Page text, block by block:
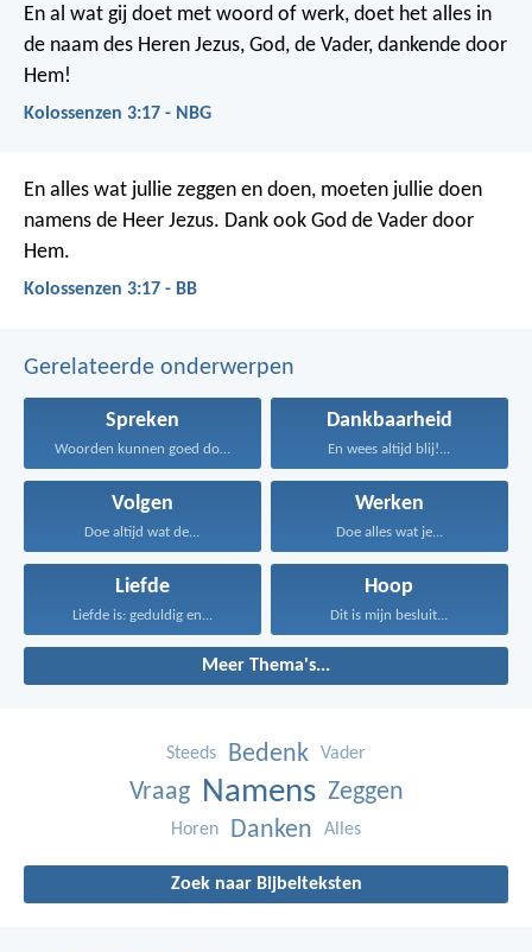
En al wat gij doet met woord of werk, doet het alles in
de naam des Heren Jezus, God, de Vader, dankende door
Hem!
Kolossenzen 3:17 - NBG
En alles wat jullie zeggen en doen, moeten jullie doen
namens de Heer Jezus. Dank ook God de Vader door
Hem.
Kolossenzen 3:17 - BB
Gerelateerde onderwerpen
Spreken
Woorden kunnen goed doen...
Dankbaarheid
En wees altijd blij!...
Volgen
Doe altijd wat de...
Werken
Doe alles wat je...
Liefde
Liefde is: geduldig en...
Hoop
Dit is mijn besluit...
Meer Thema's...
Steeds Bedenk Vader
Vraag Namens Zeggen
Horen Danken Alles
Zoek naar Bijbelteksten